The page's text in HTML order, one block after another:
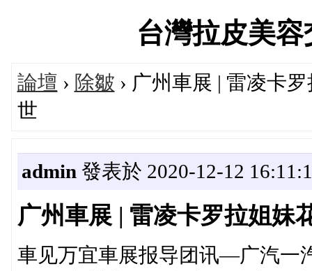
台灣拉皮美
論壇 › 除皺 › 广州車展 | 雷凌卡
世
admin 發表於 2020-12-12
广州車展 | 雷凌卡罗拉姐妹
車见万宜車展报导团讯—广汽一